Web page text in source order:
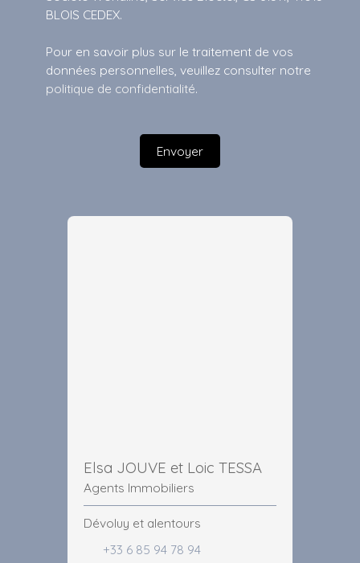
BLOIS CEDEX.
Pour en savoir plus sur le traitement de vos
données personnelles, veuillez consulter notre
politique de confidentialité.
Envoyer
Elsa JOUVE et Loic TESSA
Agents Immobiliers
Dévoluy et alentours
+33 6 85 94 78 94